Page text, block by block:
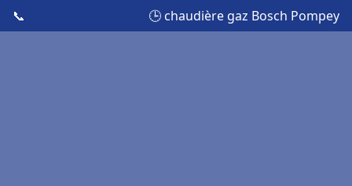
📞 🕒 chaudière gaz Bosch Pompey